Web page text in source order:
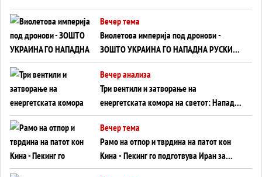
Вечер тема
Виолетова империја под дронови -
ЗОШТО УКРАИНА ГО НАПАДНА РУСКИОТ
WILDBERRIES
Вечер анализа
Три вентили и затворање на
енергетската комора на светот: Нападот
во Суец најавува глобален енергетски
инфаркт?
Вечер тема
Рамо на отпор и тврдина на патот кон
Кина - Пекинг го подготвува Иран за
американска копнена инвазија